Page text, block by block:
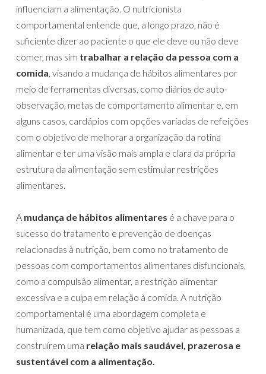
influenciam a alimentação. O nutricionista
comportamental entende que, a longo prazo, não é
suficiente dizer ao paciente o que ele deve ou não deve
comer, mas sim trabalhar a relação da pessoa com a
comida, visando a mudança de hábitos alimentares por
meio de ferramentas diversas, como diários de auto-
observação, metas de comportamento alimentar e, em
alguns casos, cardápios com opções variadas de refeições
com o objetivo de melhorar a organização da rotina
alimentar e ter uma visão mais ampla e clara da própria
estrutura da alimentação sem estimular restrições
alimentares.
A mudança de hábitos alimentares é a chave para o
sucesso do tratamento e prevenção de doenças
relacionadas à nutrição, bem como no tratamento de
pessoas com comportamentos alimentares disfuncionais,
como a compulsão alimentar, a restrição alimentar
excessiva e a culpa em relação à comida. A nutrição
comportamental é uma abordagem completa e
humanizada, que tem como objetivo ajudar as pessoas a
construírem uma relação mais saudável, prazerosa e
sustentável com a alimentação.